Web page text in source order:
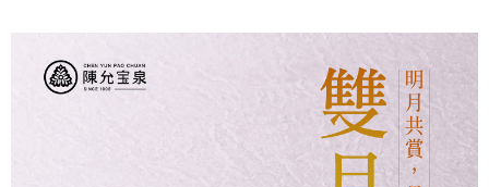
運送方式